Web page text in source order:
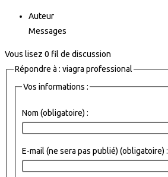
Auteur
Messages
Vous lisez 0 fil de discussion
Répondre à : viagra professional
Vos informations :
Nom (obligatoire) :
E-mail (ne sera pas publié) (obligatoire) :